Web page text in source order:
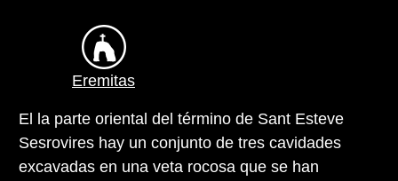
Eremitas
El la parte oriental del término de Sant Esteve
Sesrovires hay un conjunto de tres cavidades
excavadas en una veta rocosa que se han